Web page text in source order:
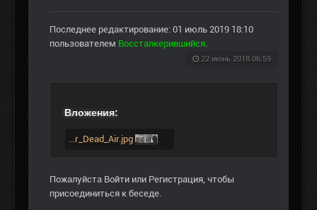
Последнее редактирование: 01 июль 2019 18:10
пользователем Воссталкерившийся.
22 июнь 2018 06:59
Вложения:
...r_Dead_Air.jpg
Пожалуйста Войти или Регистрация, чтобы
присоединиться к беседе.